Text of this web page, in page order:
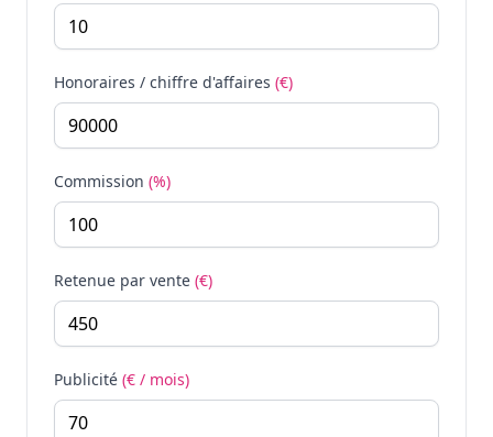
Honoraires / chiffre d'affaires (€)
Commission (%)
Retenue par vente (€)
Publicité (€ / mois)